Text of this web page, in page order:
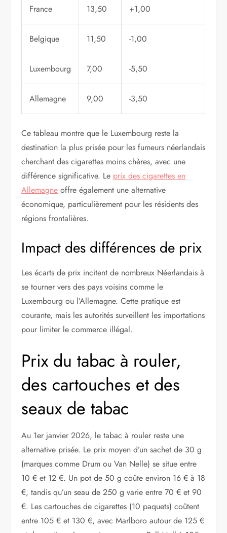
France 13,50 +1,00
Belgique 11,50 -1,00
Luxembourg 7,00 -5,50
Allemagne 9,00 -3,50
Ce tableau montre que le Luxembourg reste la
destination la plus prisée pour les fumeurs néerlandais
cherchant des cigarettes moins chères, avec une
différence significative. Le prix des cigarettes en
Allemagne offre également une alternative
économique, particulièrement pour les résidents des
régions frontalières.
Impact des différences de prix
Les écarts de prix incitent de nombreux Néerlandais à
se tourner vers des pays voisins comme le
Luxembourg ou l’Allemagne. Cette pratique est
courante, mais les autorités surveillent les importations
pour limiter le commerce illégal.
Prix du tabac à rouler,
des cartouches et des
seaux de tabac
Au 1er janvier 2026, le tabac à rouler reste une
alternative prisée. Le prix moyen d’un sachet de 30 g
(marques comme Drum ou Van Nelle) se situe entre
10 € et 12 €. Un pot de 50 g coûte environ 16 € à 18
€, tandis qu’un seau de 250 g varie entre 70 € et 90
€. Les cartouches de cigarettes (10 paquets) coûtent
entre 105 € et 130 €, avec Marlboro autour de 125 €